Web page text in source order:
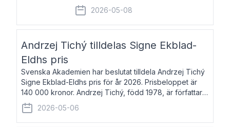
litteraturkritikern Anna Hallberg. Hon
efterträder poeten Tua Forsström på
stol 18 och kommer att ta sitt inträde vid
2026-05-08
Andrzej Tichý tilldelas Signe Ekblad-
Eldhs pris
Svenska Akademien har beslutat tilldela Andrzej Tichý
Signe Ekblad-Eldhs pris för år 2026. Prisbeloppet är
140 000 kronor. Andrzej Tichý, född 1978, är författare
och kulturskribent. Han debuterade 2005 med den
lovordade romanen Sex liter l
2026-05-06